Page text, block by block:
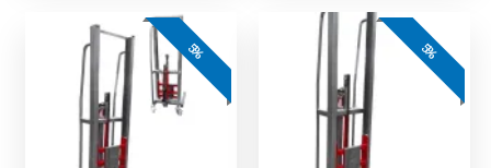
5% 5%